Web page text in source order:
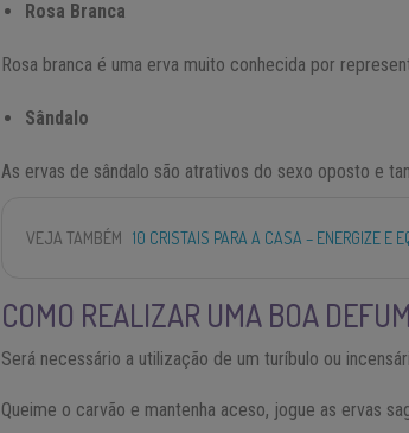
Rosa Branca
Rosa branca é uma erva muito conhecida por
Sândalo
As ervas de sândalo são atrativos do sexo oposto e
VEJA TAMBÉM 10 CRISTAIS PARA A CASA – ENERGIZE E
COMO REALIZAR UMA BOA
Será necessário a utilização de um turíbulo ou
Queime o carvão e mantenha aceso, jogue as ervas